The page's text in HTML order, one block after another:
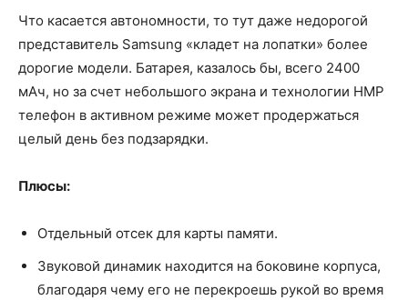
Что касается автономности, то тут даже недорогой
представитель Samsung «кладет на лопатки» более
дорогие модели. Батарея, казалось бы, всего 2400
мАч, но за счет небольшого экрана и технологии HMP
телефон в активном режиме может продержаться
целый день без подзарядки.
Плюсы:
Отдельный отсек для карты памяти.
Звуковой динамик находится на боковине корпуса,
благодаря чему его не перекроешь рукой во время